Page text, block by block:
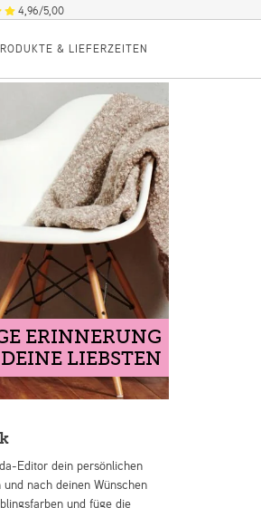
4,96/5,00
& LIEFERZEITEN
ERINNERUNG
LIEBSTEN
Editor dein persönlichen
nach deinen Wünschen
und füge die